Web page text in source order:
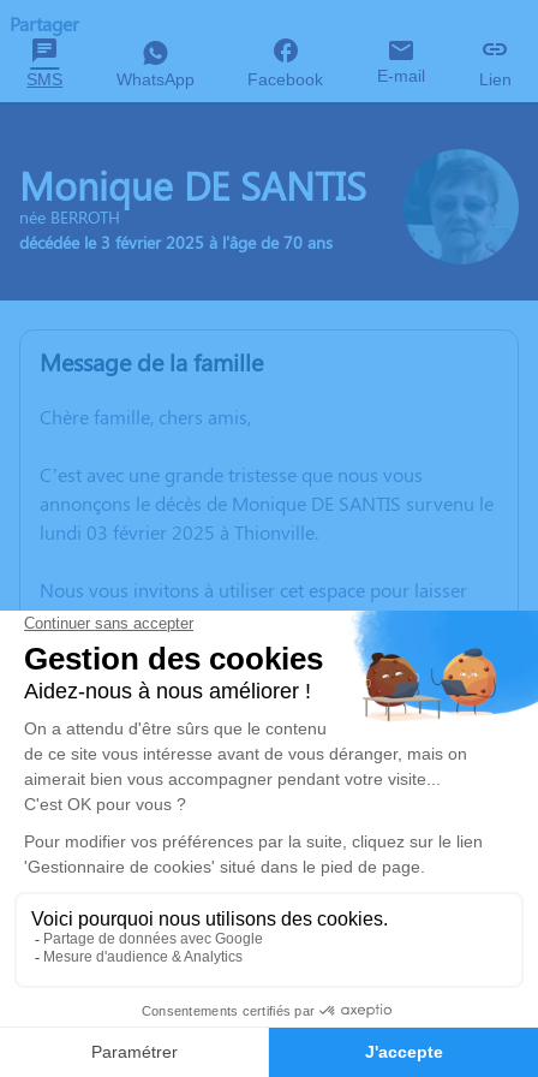
Faire-part Hommages
Partager
SMS WhatsApp Facebook E-mail Lien
Monique DE SANTIS
née BERROTH
décédée le 3 février 2025 à l'âge de 70 ans
Message de la famille
Chère famille, chers amis,
C’est avec une grande tristesse que nous vous
annonçons le décès de Monique DE SANTIS survenu le
lundi 03 février 2025 à Thionville.
Nous vous invitons à utiliser cet espace pour laisser
vos condoléances, partager des photos souvenirs, une
anecdote ou exprimer vos pensées à travers des
poèmes ou des textes. Cet endroit est un lieu
d'expression dédié à honorer la mémoire de Monique
DE SANTIS.
Un service de plantation d’arbre hommage est
disponible ici.
Je rends hommage
Cérémonie religieuse
Église Saint Michel de Volstroff
57940 Volstroff